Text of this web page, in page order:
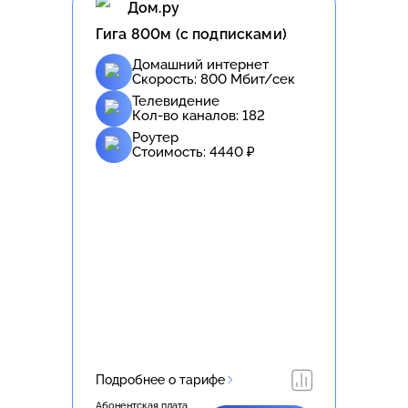
Дом.ру
Гига 800м (с подписками)
Домашний интернет
Скорость: 800 Мбит/сек
Телевидение
Кол-во каналов: 182
Роутер
Стоимость: 4440 ₽
Подробнее о тарифе